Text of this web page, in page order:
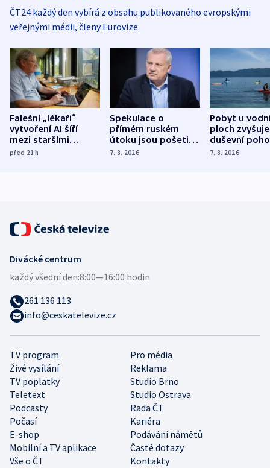
ČT24 každý den vybírá z obsahu publikovaného evropskými
veřejnými médii, členy Eurovize.
Falešní „lékaři“
vytvoření AI šíří
mezi staršími
Poláky nebezpečné
před 21h
Spekulace o
přímém ruském
útoku jsou pošetilé,
míní estonský
7. 8. 2026
Pobyt u
ploch zvyšuje
duševní
ukázala
7. 8. 2026
TV program
Pro média
Živé vysílání
Reklama
TV poplatky
Studio Brno
Teletext
Studio Ostrava
Podcasty
Rada ČT
Počasí
Kariéra
E-shop
Podávání námětů
Mobilní a TV aplikace
Časté dotazy
Vše o ČT
Kontakty
Divácké centrum
každý všední den:8:00—16:00 hodin
261 136 113
info@ceskatelevize.cz